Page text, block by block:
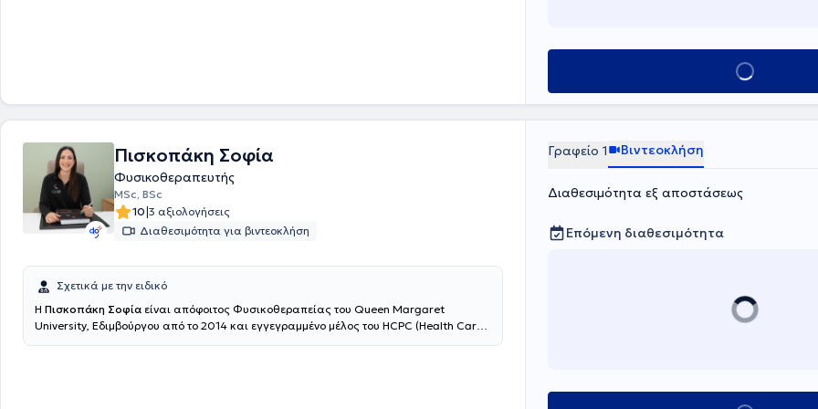
Κλείσε ραντεβού
Πισκοπάκη Σοφία
Φυσικοθεραπευτής
MSc, BSc
10|3 αξιολογήσεις
Διαθεσιμότητα για βιντεοκλήση
Σχετικά με την ειδικό
Η Πισκοπάκη Σοφία είναι απόφοιτος Φυσικοθεραπείας του Queen Margaret
University, Εδιμβούργου από το 2014 και εγγεγραμμένο μέλος του HCPC (Health Care
Γραφείο 1 Βιντεοκλήση
Διαθεσιμότητα εξ αποστάσεως
Επόμενη διαθεσιμότητα